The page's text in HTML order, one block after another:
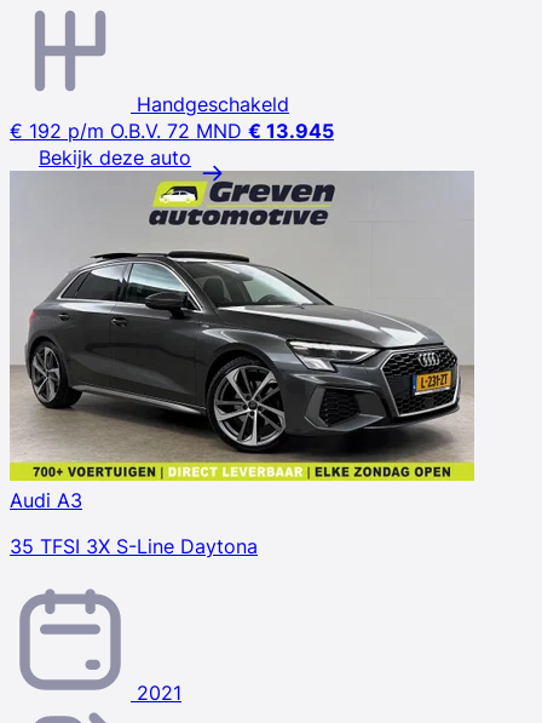
Handgeschakeld
€ 192 p/m O.B.V. 72 MND € 13.945
Bekijk deze auto
Audi A3
35 TFSI 3X S-Line Daytona
2021